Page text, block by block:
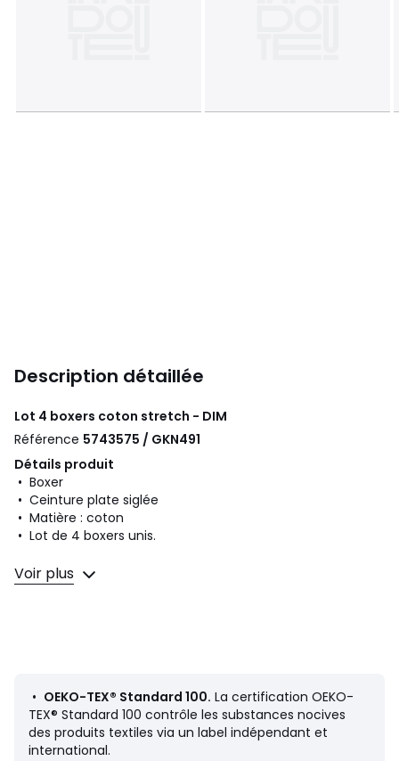
Description détaillée
Lot 4 boxers coton stretch - DIM
Référence 5743575 / GKN491
Détails produit
• Boxer
• Ceinture plate siglée
• Matière : coton
• Lot de 4 boxers unis.
Composition et Entretien
• 95% coton, 5% élasthanne
Couleurs Bleu + Noir, Noir + bleu + rouge
Tailles 8 ans - 126 cm, 10 ans - 138 cm, 12 ans - 150 cm, 14
ans - 162 cm, 16 ans - 174 cm
Voir plus
• OEKO-TEX® Standard 100. La certification OEKO-
TEX® Standard 100 contrôle les substances nocives
des produits textiles via un label indépendant et
international.